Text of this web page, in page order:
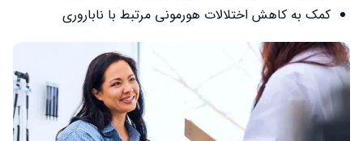
کمک به کاهش اختلالات هورمونی مرتبط با ناباروری